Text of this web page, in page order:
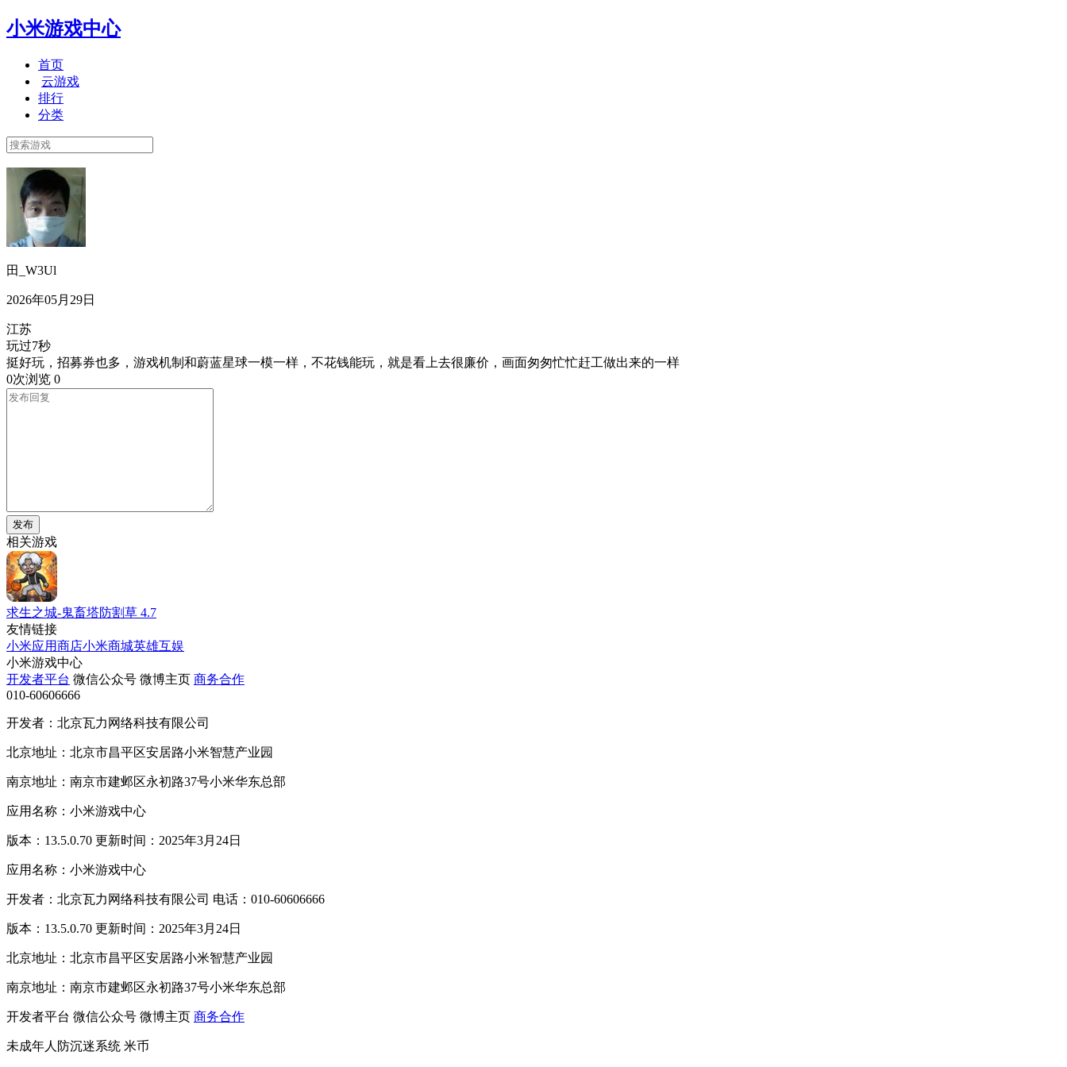
小米游戏中心
首页
云游戏
排行
分类
田_W3Ul
2026年05月29日
江苏
玩过7秒
挺好玩，招募券也多，游戏机制和蔚蓝星球一模一样，不花钱能玩，就是看上去很廉价，画面匆匆忙忙赶工做出来的一样
0次浏览 0
发布
相关游戏
求生之城-鬼畜塔防割草 4.7
友情链接
小米应用商店小米商城英雄互娱
小米游戏中心
开发者平台 微信公众号 微博主页 商务合作
010-60606666
开发者：北京瓦力网络科技有限公司
北京地址：北京市昌平区安居路小米智慧产业园
南京地址：南京市建邺区永初路37号小米华东总部
应用名称：小米游戏中心
版本：13.5.0.70 更新时间：2025年3月24日
应用名称：小米游戏中心
开发者：北京瓦力网络科技有限公司 电话：010-60606666
版本：13.5.0.70 更新时间：2025年3月24日
北京地址：北京市昌平区安居路小米智慧产业园
南京地址：南京市建邺区永初路37号小米华东总部
开发者平台 微信公众号 微博主页 商务合作
未成年人防沉迷系统 米币